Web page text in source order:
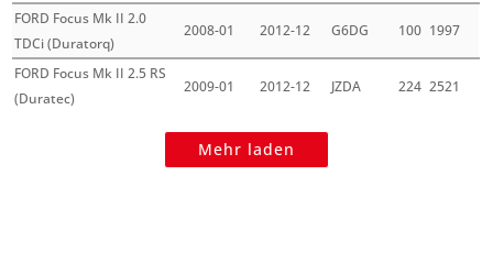
FORD Focus Mk II 2.0
TDCi (Duratorq)
2008-01 2012-12 G6DG 100 1997
FORD Focus Mk II 2.5 RS
(Duratec)
2009-01 2012-12 JZDA 224 2521
Mehr laden